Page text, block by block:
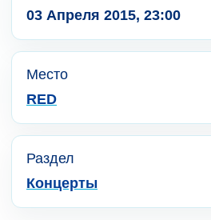
03 Апреля 2015, 23:00
Место
RED
Раздел
Концерты